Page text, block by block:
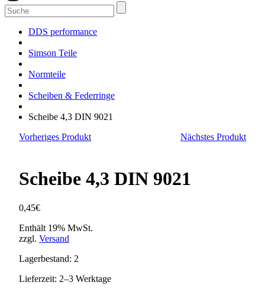
Suchen
nach:
DDS performance
Simson Teile
Normteile
Scheiben & Federringe
Scheibe 4,3 DIN 9021
Vorheriges Produkt
Nächstes Produkt
Scheibe 4,3 DIN 9021
0,45€
Enthält 19% MwSt.
zzgl. Versand
Lagerbestand: 2
Lieferzeit: 2–3 Werktage